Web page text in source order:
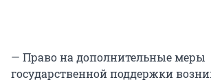
— Право на дополнительные меры
государственной поддержки